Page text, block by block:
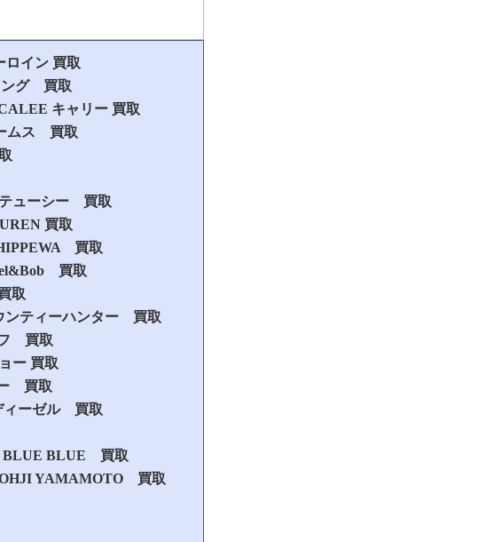
イン 買取
ング 買取
キャリー 買取
ムス 買取
ューシー 買取
買取
買取
買取
取
ティーハンター 買取
買取
ー 買取
買取
ーゼル 買取
BLUE BLUE 買取
YAMAMOTO 買取